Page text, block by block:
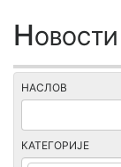
Новости
НАСЛОВ
КАТЕГОРИЈЕ